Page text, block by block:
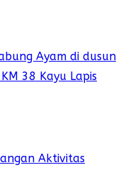
Ayam di dusun
38 Kayu Lapis
Aktivitas